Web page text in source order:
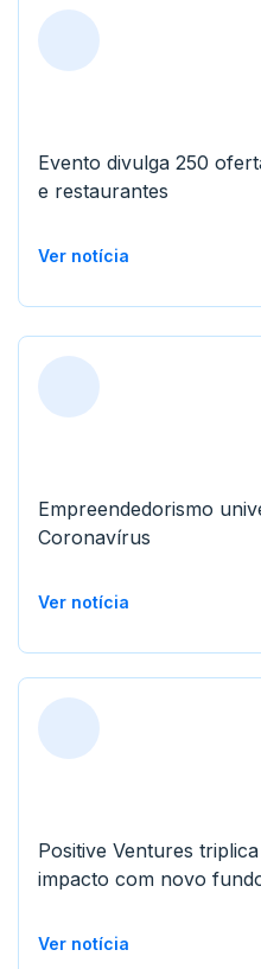
Evento divulga 250
e restaurantes
Ver notícia
Empreendedorismo
Coronavírus
Ver notícia
Positive Ventures
impacto com novo
Ver notícia